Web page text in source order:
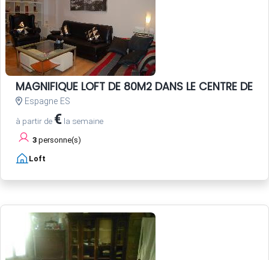
MAGNIFIQUE LOFT DE 80M2 DANS LE CENTRE DE
Espagne ES
à partir de € la semaine
3 personne(s)
Loft